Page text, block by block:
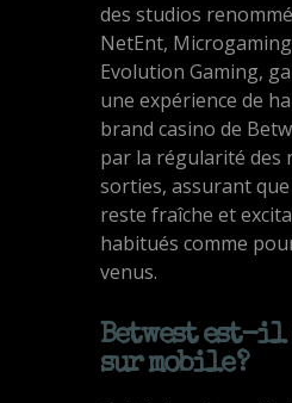
des studios
NetEnt,
Evolution Gaming,
une expérience de
brand casino de
par la régularité des
sorties, assurant
reste fraîche et
habitués comme
venus.
Betwest est-
sur mobile ?